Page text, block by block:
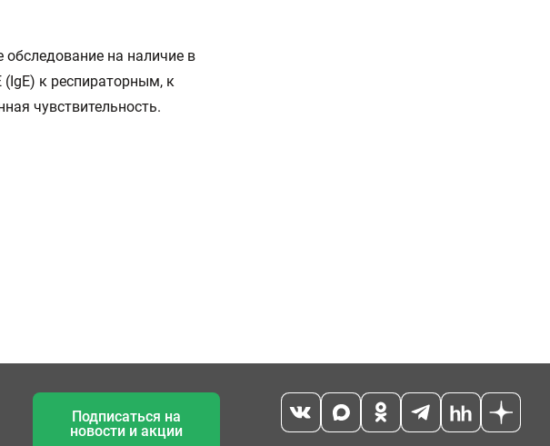
на наличие в
к респираторным, к
чувствительность.
Подписаться на
новости и акции